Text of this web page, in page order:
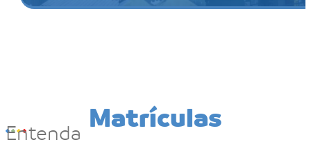
Matrículas
Entenda